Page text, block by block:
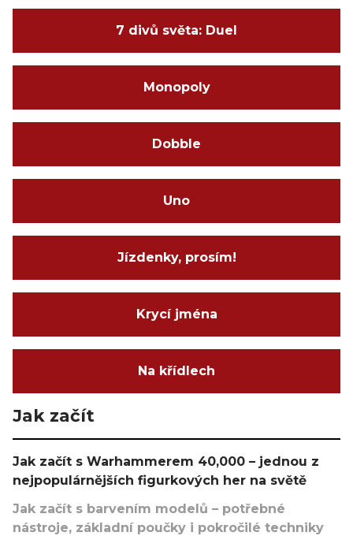
7 divů světa: Duel
Monopoly
Dobble
Uno
Jízdenky, prosím!
Krycí jména
Na křídlech
Jak začít
Jak začít s Warhammerem 40,000 – jednou z
nejpopulárnějších figurkových her na světě
Jak začít s barvením modelů – potřebné
nástroje, základní poučky i pokročilé techniky